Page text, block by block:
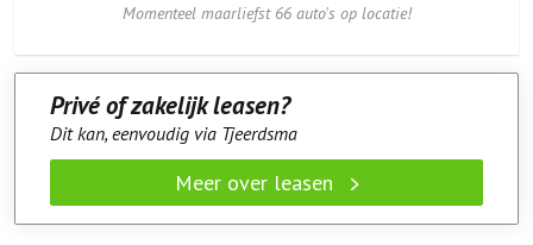
Momenteel maarliefst 66 auto's op locatie!
Privé of zakelijk leasen?
Dit kan, eenvoudig via Tjeerdsma
Meer over leasen